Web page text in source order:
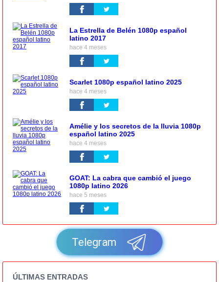
La Estrella de Belén 1080p español
latino 2017
hace 4 meses
Scarlet 1080p español latino 2025
hace 4 meses
Amélie y los secretos de la lluvia 1080p
español latino 2025
hace 4 meses
GOAT: La cabra que cambió el juego
1080p latino 2026
hace 5 meses
Telegram
ÚLTIMAS ENTRADAS